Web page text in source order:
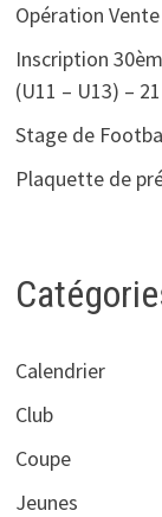
Opération
Inscription
(U11 – U13) –
Stage de
Plaquette de
Calendrier
Club
Coupe
Jeunes